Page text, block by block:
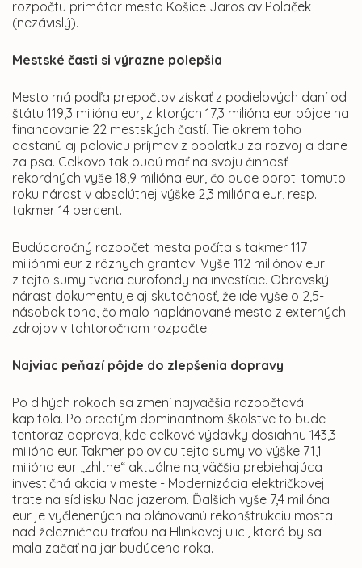
rozpočtu primátor mesta Košice Jaroslav Polaček
(nezávislý).
Mestské časti si výrazne polepšia
Mesto má podľa prepočtov získať z podielových daní od
štátu 119,3 milióna eur, z ktorých 17,3 milióna eur pôjde na
financovanie 22 mestských častí. Tie okrem toho
dostanú aj polovicu príjmov z poplatku za rozvoj a dane
za psa. Celkovo tak budú mať na svoju činnosť
rekordných vyše 18,9 milióna eur, čo bude oproti tomuto
roku nárast v absolútnej výške 2,3 milióna eur, resp.
takmer 14 percent.
Budúcoročný rozpočet mesta počíta s takmer 117
miliónmi eur z rôznych grantov. Vyše 112 miliónov eur
z tejto sumy tvoria eurofondy na investície. Obrovský
nárast dokumentuje aj skutočnosť, že ide vyše o 2,5-
násobok toho, čo malo naplánované mesto z externých
zdrojov v tohtoročnom rozpočte.
Najviac peňazí pôjde do zlepšenia dopravy
Po dlhých rokoch sa zmení najväčšia rozpočtová
kapitola. Po predtým dominantnom školstve to bude
tentoraz doprava, kde celkové výdavky dosiahnu 143,3
milióna eur. Takmer polovicu tejto sumy vo výške 71,1
milióna eur „zhltne“ aktuálne najväčšia prebiehajúca
investičná akcia v meste - Modernizácia električkovej
trate na sídlisku Nad jazerom. Ďalších vyše 7,4 milióna
eur je vyčlenených na plánovanú rekonštrukciu mosta
nad železničnou traťou na Hlinkovej ulici, ktorá by sa
mala začať na jar budúceho roka.